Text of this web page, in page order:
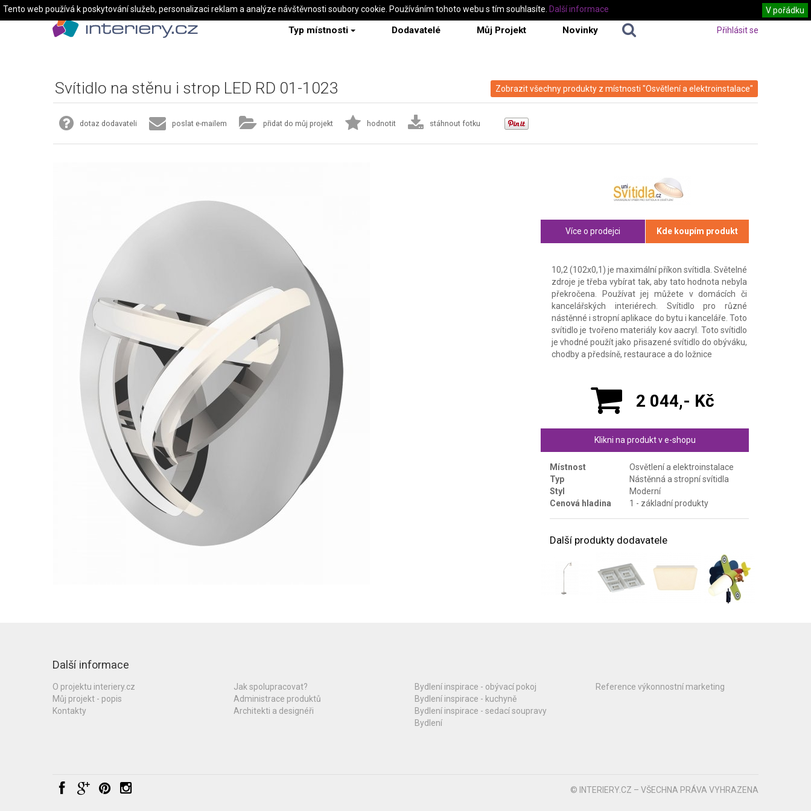
Typ místnosti Dodavatelé Můj Projekt Novinky Přihlásit se
Zobrazit všechny produkty z místnosti "Osvětlení a elektroinstalace"
Svítidlo na stěnu i strop LED RD 01-1023
dotaz dodavateli poslat e-mailem přidat do můj projekt hodnotit stáhnout fotku
Více o prodejci Kde koupím produkt
10,2 (102x0,1) je maximální příkon svítidla. Světelné
zdroje je třeba vybírat tak, aby tato hodnota nebyla
překročena. Používat jej můžete v domácích či
kancelářských interiérech. Svítidlo pro různé
nástěnné i stropní aplikace do bytu i kanceláře. Toto
svítidlo je tvořeno materiály kov aacryl. Toto svítidlo
je vhodné použít jako přisazené svítidlo do obýváku,
chodby a předsíně, restaurace a do ložnice
2 044,- Kč
Klikni na produkt v e-shopu
Místnost
Osvětlení a elektroinstalace
Typ
Nástěnná a stropní svítidla
Styl
Moderní
Cenová hladina
1 - základní produkty
Další produkty dodavatele
Další informace
O projektu interiery.cz
Můj projekt - popis
Kontakty
Jak spolupracovat?
Administrace produktů
Architekti a designéři
Bydlení inspirace - obývací pokoj
Bydlení inspirace - kuchyně
Bydlení inspirace - sedací soupravy
Bydlení
Reference výkonnostní marketing
© INTERIERY.CZ – VŠECHNA PRÁVA VYHRAZENA
Tento web používá k poskytování služeb, personalizaci reklam a analýze návštěvnosti soubory cookie. Používáním tohoto webu s tím souhlasíte. V pořádku
Další informace